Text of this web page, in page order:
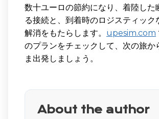
数十ユーロの節約になり、着陸した
る接続と、到着時のロジスティック
解消をもたらします。 upesim.com
のプランをチェックして、次の旅か
ま出発しましょう。
About the author